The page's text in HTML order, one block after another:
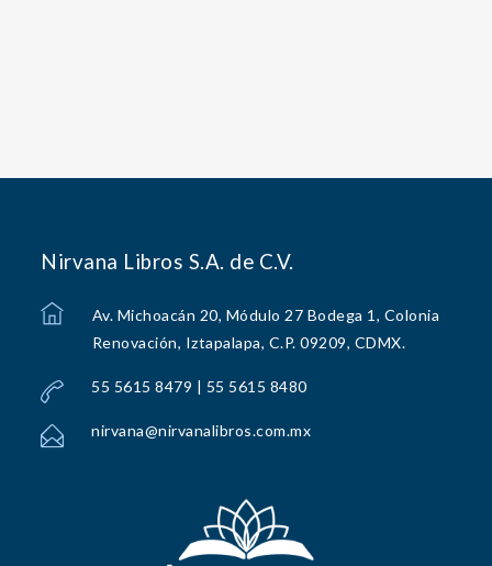
Nirvana Libros S.A. de C.V.
Av. Michoacán 20, Módulo 27 Bodega 1, Colonia
Renovación, Iztapalapa, C.P. 09209, CDMX.
55 5615 8479 | 55 5615 8480
nirvana@nirvanalibros.com.mx